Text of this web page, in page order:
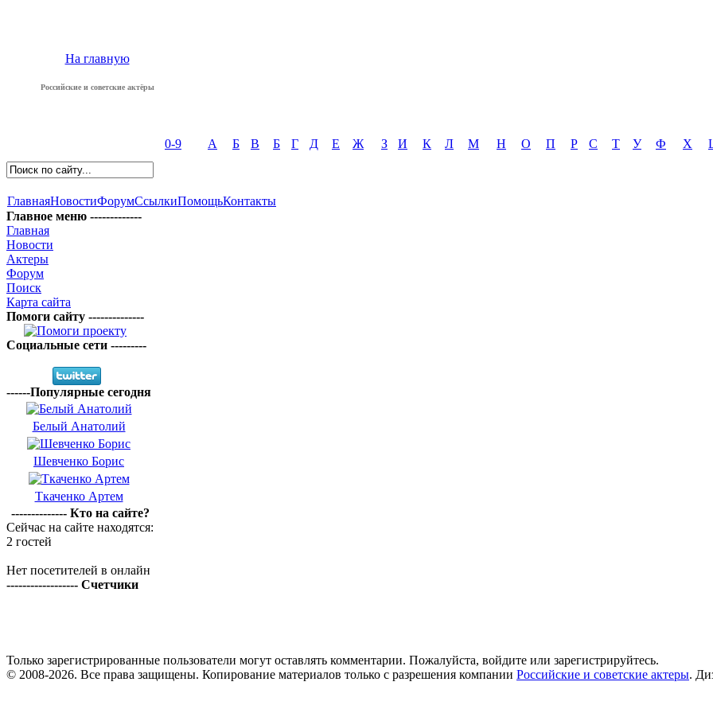
На главную
Российские и советские актёры
0-9 А Б В Б Г Д Е Ж З И К Л М Н О П Р С Т У Ф Х
ГлавнаяНовостиФорумСсылкиПомощьКонтакты
Главное меню -------------
Главная
Новости
Актеры
Форум
Поиск
Карта сайта
Помоги сайту --------------
Социальные сети ---------
------Популярные сегодня
Белый Анатолий
Шевченко Борис
Ткаченко Артем
-------------- Кто на сайте?
Сейчас на сайте находятся:
2 гостей
Нет посетителей в онлайн
------------------ Счетчики
Только зарегистрированные пользователи могут оставлять комментарии. Пожалуйста, войдите или зарегистрируйтесь.
© 2008-2026. Все права защищены. Копирование материалов только с разрешения компании Российские и советские актеры.